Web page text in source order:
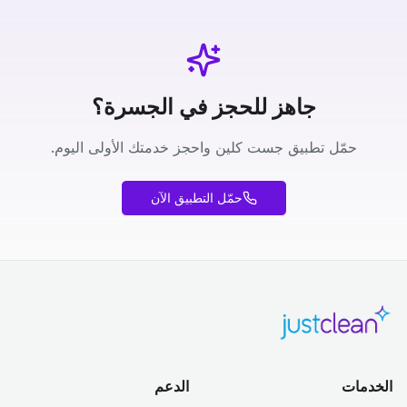
جاهز للحجز في الجسرة؟
حمّل تطبيق جست كلين واحجز خدمتك الأولى اليوم.
حمّل التطبيق الآن
الخدمات الدعم